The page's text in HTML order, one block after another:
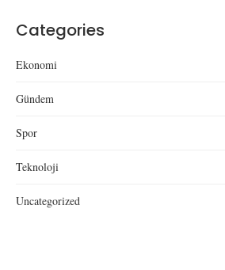
Categories
Ekonomi
Gündem
Spor
Teknoloji
Uncategorized